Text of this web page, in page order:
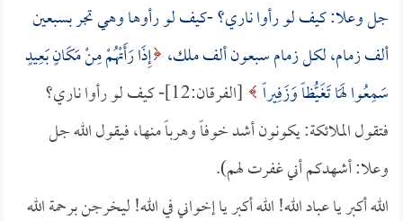
جل وعلا: كيف لو رأوا ناري؟ -كيف لو رأوها وهي تجر بسبعين
ألف زمام، لكل زمام سبعون ألف ملك، إِذَا رَأَتْهُمْ مِنْ مَكَانٍ بَعِيدٍ
سَمِعُوا لَهَا تَغَيُّظاً وَزَفِيراً
[الفرقان:12]- كيف لو رأوا ناري؟
فتقول الملائكة: يكونون أشد خوفاً وهرباً منها، فيقول الله جل
وعلا: أشهدكم أني غفرت لهم).
الله أكبر يا عباد الله! الله أكبر يا إخواني في الله! ليخرجن برحمة الله